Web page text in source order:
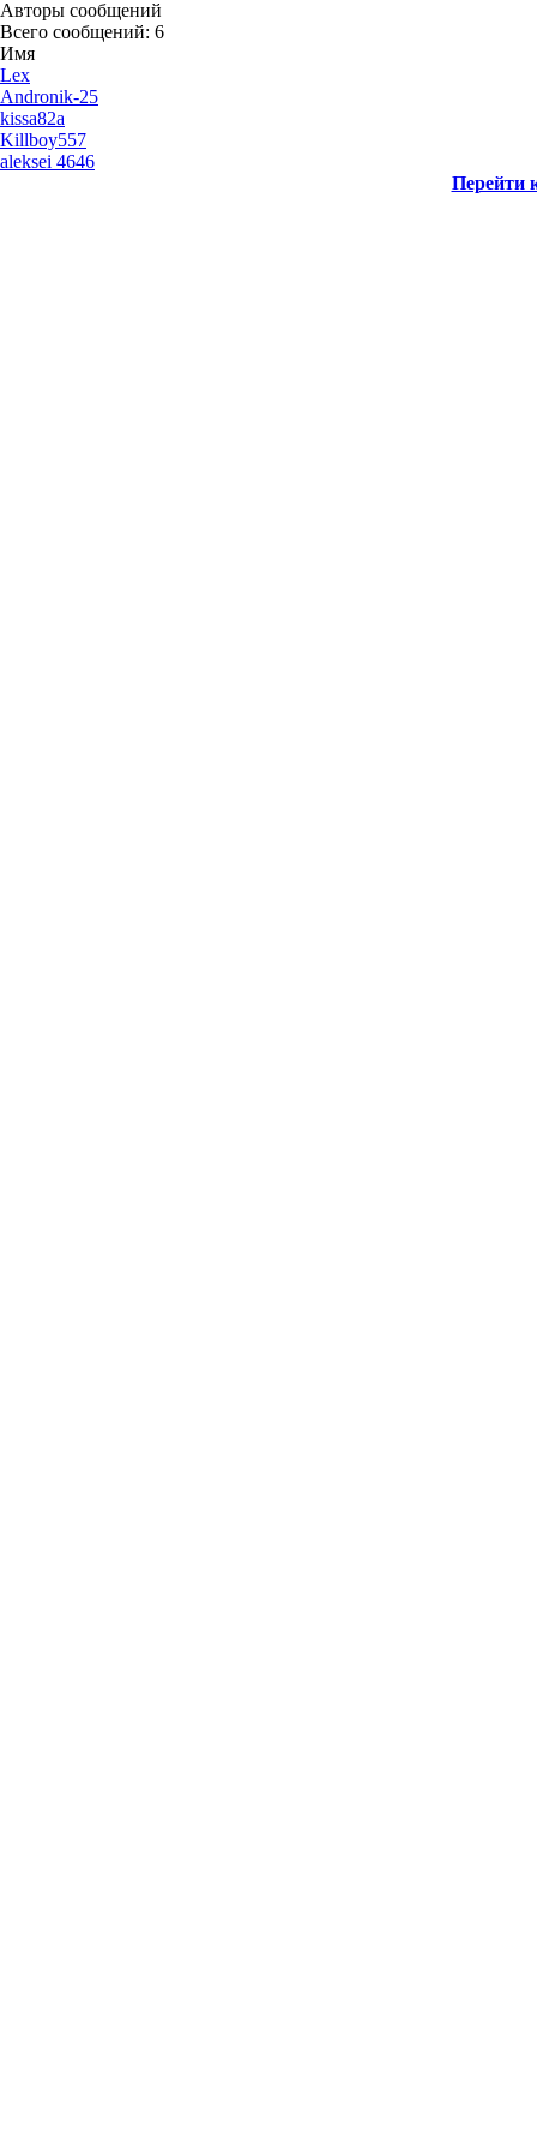
Авторы сообщений
Всего сообщений: 6
Имя
Lex
Andronik-25
kissa82a
Killboy557
aleksei 4646
Перейти